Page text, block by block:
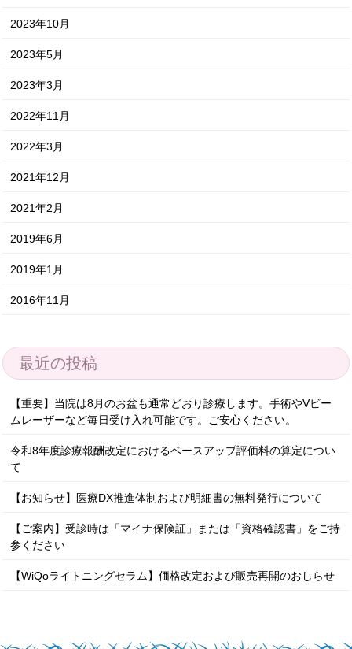
2023年10月
2023年5月
2023年3月
2022年11月
2022年3月
2021年12月
2021年2月
2019年6月
2019年1月
2016年11月
最近の投稿
【重要】当院は8月のお盆も通常どおり診療します。手術やVビー
ムレーザーなど毎日受け入れ可能です。ご安心ください。
令和8年度診療報酬改定におけるベースアップ評価料の算定につい
て
【お知らせ】医療DX推進体制および明細書の無料発行について
【ご案内】受診時は「マイナ保険証」または「資格確認書」をご持
参ください
【WiQoライトニングセラム】価格改定および販売再開のおしらせ